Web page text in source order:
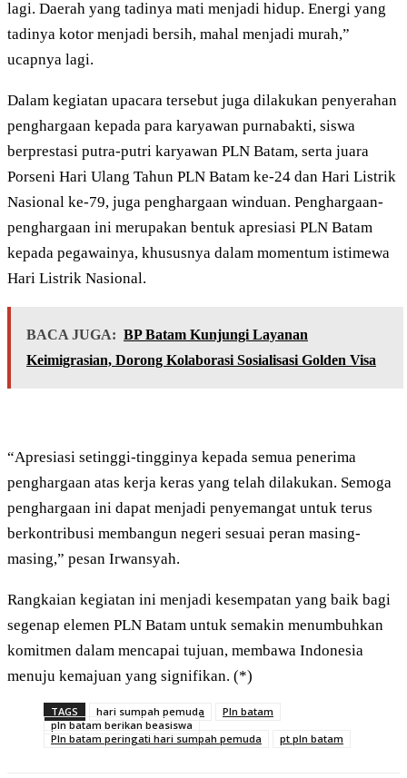
lagi. Daerah yang tadinya mati menjadi hidup. Energi yang
tadinya kotor menjadi bersih, mahal menjadi murah,”
ucapnya lagi.
Dalam kegiatan upacara tersebut juga dilakukan penyerahan
penghargaan kepada para karyawan purnabakti, siswa
berprestasi putra-putri karyawan PLN Batam, serta juara
Porseni Hari Ulang Tahun PLN Batam ke-24 dan Hari Listrik
Nasional ke-79, juga penghargaan winduan. Penghargaan-
penghargaan ini merupakan bentuk apresiasi PLN Batam
kepada pegawainya, khususnya dalam momentum istimewa
Hari Listrik Nasional.
BACA JUGA: BP Batam Kunjungi Layanan
Keimigrasian, Dorong Kolaborasi Sosialisasi Golden Visa
“Apresiasi setinggi-tingginya kepada semua penerima
penghargaan atas kerja keras yang telah dilakukan. Semoga
penghargaan ini dapat menjadi penyemangat untuk terus
berkontribusi membangun negeri sesuai peran masing-
masing,” pesan Irwansyah.
Rangkaian kegiatan ini menjadi kesempatan yang baik bagi
segenap elemen PLN Batam untuk semakin menumbuhkan
komitmen dalam mencapai tujuan, membawa Indonesia
menuju kemajuan yang signifikan. (*)
TAGS hari sumpah pemuda
Pln batam
pln batam berikan beasiswa
Pln batam peringati hari sumpah pemuda
pt pln batam